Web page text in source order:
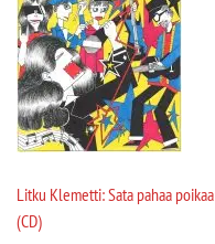
Litku Klemetti: Sata pahaa poikaa
(CD)